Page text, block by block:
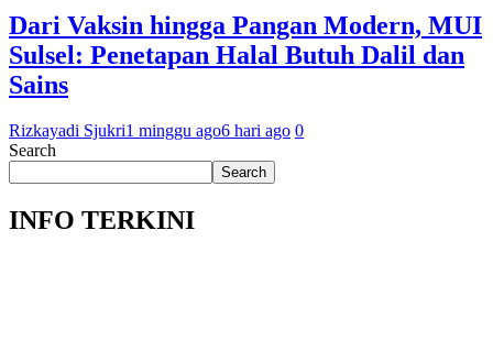
Dari Vaksin hingga Pangan Modern, MUI
Sulsel: Penetapan Halal Butuh Dalil dan
Sains
Rizkayadi Sjukri1 minggu ago6 hari ago 0
Search
Search
INFO TERKINI